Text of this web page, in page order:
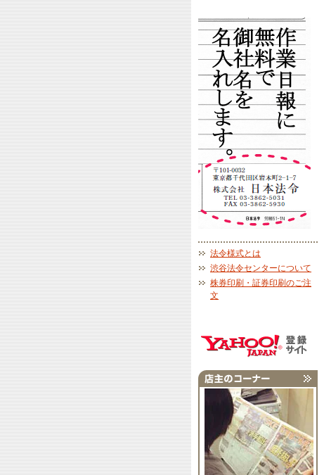
法令様式とは
渋谷法令センターについて
株券印刷・証券印刷のご注
文